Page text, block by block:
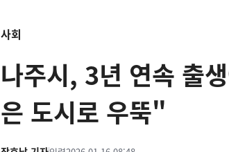
사회
나주시, 3년 연속 출
은 도시로 우뚝"